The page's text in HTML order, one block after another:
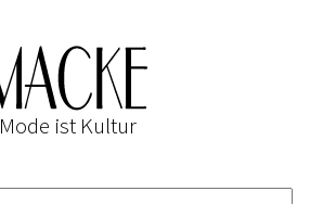
Mode ist Kultur